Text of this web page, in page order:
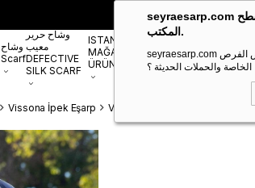
seyraesarp.com يرجى الأضافة الى أشعارات سطح
المكتب.
seyraesarp.com هل ترغب الحصول على المعلومات بخصوص الفرص
الخاصة والحملات الحديثة ؟
الكود:SEYRA10
وشاح
Scarf
وشاح حرير
معيب
DEFECTIVE
SILK SCARF
ISTANBUL
MAĞAZA
ÜRÜNLERİ
Shawl
مستلزمات
Scarf
Accessory
Vissona İpek Eşarp Vissona Tivil İpek Eşarp IST